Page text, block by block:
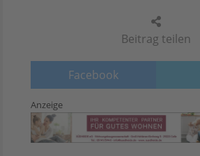
Beitrag teilen
Facebook
Anzeige